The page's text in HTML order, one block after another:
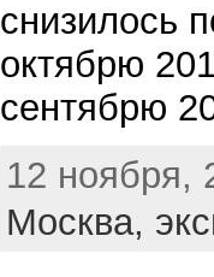
снизилось
октябрю
сентябрю
12 ноября,
Москва,